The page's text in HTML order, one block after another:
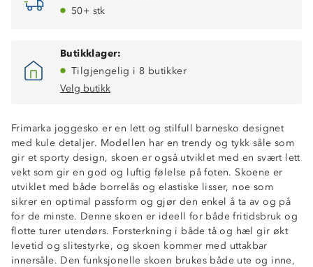
50+ stk
Butikklager:
Tilgjengelig i 8 butikker
Velg butikk
Frimarka joggesko er en lett og stilfull barnesko designet
med kule detaljer. Modellen har en trendy og tykk såle som
gir et sporty design, skoen er også utviklet med en svært lett
vekt som gir en god og luftig følelse på foten. Skoene er
utviklet med både borrelås og elastiske lisser, noe som
sikrer en optimal passform og gjør den enkel å ta av og på
for de minste. Denne skoen er ideell for både fritidsbruk og
flotte turer utendørs. Forsterkning i både tå og hæl gir økt
levetid og slitestyrke, og skoen kommer med uttakbar
innersåle. Den funksjonelle skoen brukes både ute og inne,